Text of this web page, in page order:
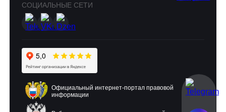
СОЦИАЛЬНЫЕ СЕТИ
Официальный интернет-портал правовой
информации